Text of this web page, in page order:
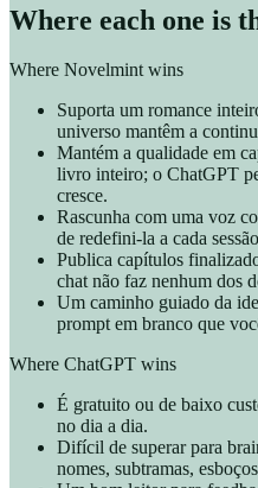
Where each one is
Where Novelmint wins
Suporta um romance
universo mantêm a
Mantém a qualidade em
livro inteiro; o ChatGPT
cresce.
Rascunha com uma voz
de redefini-la a cada
Publica capítulos
chat não faz nenhum dos
Um caminho guiado da
prompt em branco que
Where ChatGPT wins
É gratuito ou de baixo
no dia a dia.
Difícil de superar para
nomes, subtramas,